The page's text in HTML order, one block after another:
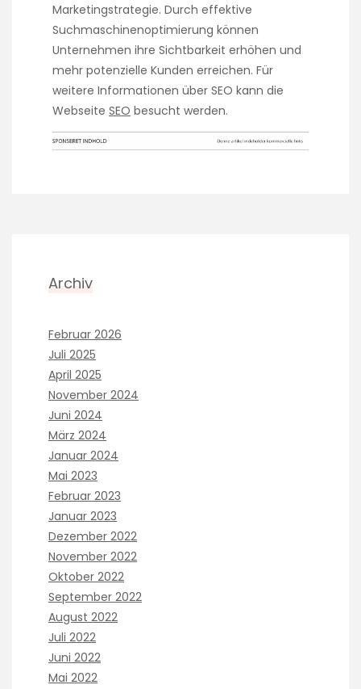
Marketingstrategie. Durch effektive
Suchmaschinenoptimierung können
Unternehmen ihre Sichtbarkeit erhöhen und
mehr potenzielle Kunden erreichen. Für
weitere Informationen über SEO kann die
Webseite SEO besucht werden.
Archiv
Februar 2026
Juli 2025
April 2025
November 2024
Juni 2024
März 2024
Januar 2024
Mai 2023
Februar 2023
Januar 2023
Dezember 2022
November 2022
Oktober 2022
September 2022
August 2022
Juli 2022
Juni 2022
Mai 2022